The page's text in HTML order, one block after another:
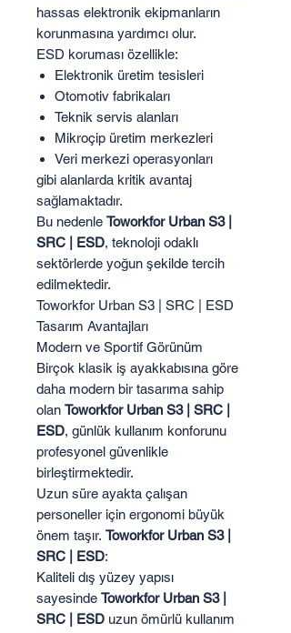
hassas elektronik ekipmanların
korunmasına yardımcı olur.
ESD koruması özellikle:
Elektronik üretim tesisleri
Otomotiv fabrikaları
Teknik servis alanları
Mikroçip üretim merkezleri
Veri merkezi operasyonları
gibi alanlarda kritik avantaj
sağlamaktadır.
Bu nedenle Toworkfor Urban S3 |
SRC | ESD, teknoloji odaklı
sektörlerde yoğun şekilde tercih
edilmektedir.
Toworkfor Urban S3 | SRC | ESD
Tasarım Avantajları
Modern ve Sportif Görünüm
Birçok klasik iş ayakkabısına göre
daha modern bir tasarıma sahip
olan Toworkfor Urban S3 | SRC |
ESD, günlük kullanım konforunu
profesyonel güvenlikle
birleştirmektedir.
Uzun süre ayakta çalışan
personeller için ergonomi büyük
önem taşır. Toworkfor Urban S3 |
SRC | ESD:
Kaliteli dış yüzey yapısı
sayesinde Toworkfor Urban S3 |
SRC | ESD uzun ömürlü kullanım